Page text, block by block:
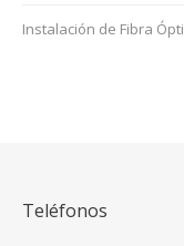
Instalación de Fibra
Teléfonos